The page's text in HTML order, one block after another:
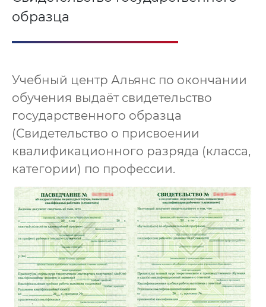
образца
Учебный центр Альянс по окончании
обучения выдаёт свидетельство
государственного образца
(Свидетельство о присвоении
квалификационного разряда (класса,
категории) по профессии.